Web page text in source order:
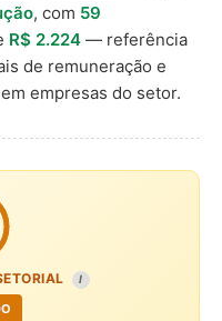
, com 59
R$ 2.224 — referência
de remuneração e
empresas do setor.
I